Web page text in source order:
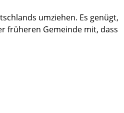
umziehen. Es genügt,
früheren Gemeinde mit, dass